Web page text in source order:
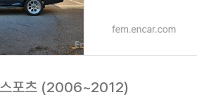
포츠 (2006~2012)